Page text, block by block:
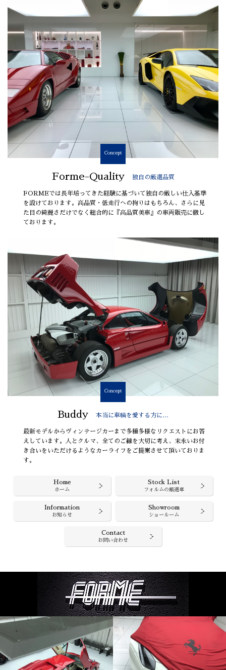
Concept
Forme-Quality 独自の厳選品質
FORMEでは長年培ってきた経験に基づいて独自の厳しい仕入基準
を設けております。高品質・低走行への拘りはもちろん、さらに見
た目の綺麗さだけでなく総合的に『高品質美車』の車両販売に徹し
ております。
Concept
Buddy 本当に車輌を愛する方に…
最新モデルからヴィンテージカーまで多種多様なリクエストにお答
えしています。人とクルマ、全てのご縁を大切に考え、末永いお付
き合いをいただけるようなカーライフをご提案させて頂いておりま
す。
Home
ホーム
Stock List
フォルムの厳選車
Information
お知らせ
Showroom
ショールーム
Contact
お問い合わせ